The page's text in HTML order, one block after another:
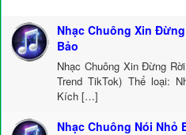
Nhạc Chuông Xin
Bảo
Nhạc Chuông Xin Đừng
Trend TikTok) Thể loại:
Kích […]
Nhạc Chuông Nói Nhỏ